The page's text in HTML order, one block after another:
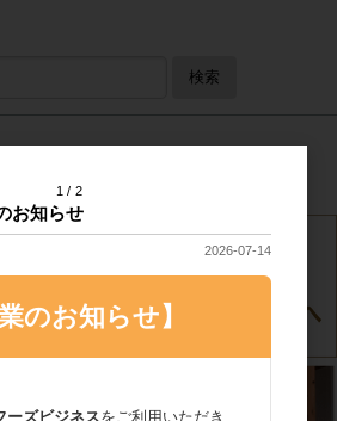
検索
カートは空です
1 2
お知らせ
2026-07-14
のお知らせ】
ーズビジネスをご利用いただき、